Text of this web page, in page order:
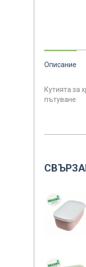
Описание
Кутията за
пътуване.